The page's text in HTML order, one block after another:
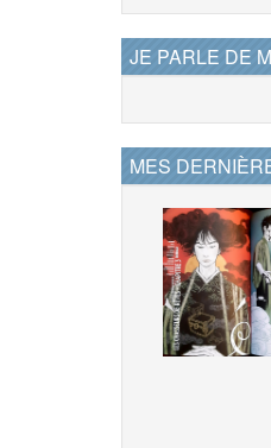
JE PARLE DE
MES